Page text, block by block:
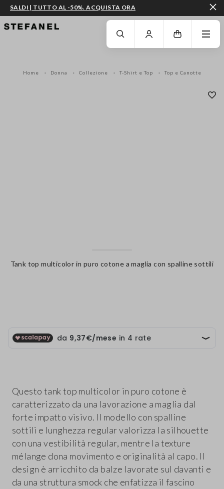
VAI AL CONTENUTO PRINCIPALE SCENDI AL FONDO DELLA PAGINA
SALDI | TUTTO AL -50%. ACQUISTA ORA
Home Donna Collezione T-Shirt e Top Top e Canotte
Tank top multicolor in puro cotone a maglia con spalline sottili
Questo tank top multicolor in puro cotone è
caratterizzato da una lavorazione a maglia dal
forte impatto visivo. Il modello con spalline
sottili e lunghezza regular valorizza la silhouette
con una vestibilità regular, mentre la texture
mélange dona movimento e originalità al capo. Il
design è arricchito da balze lavorate sul davanti e
da una struttura smock che enfatizza il fascino